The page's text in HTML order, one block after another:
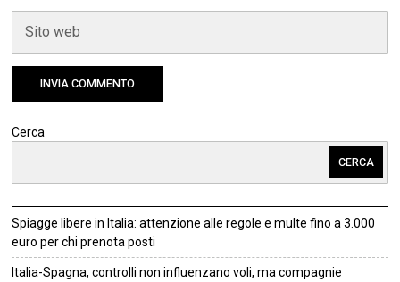
Cerca
CERCA
Spiagge libere in Italia: attenzione alle regole e multe fino a 3.000
euro per chi prenota posti
Italia-Spagna, controlli non influenzano voli, ma compagnie